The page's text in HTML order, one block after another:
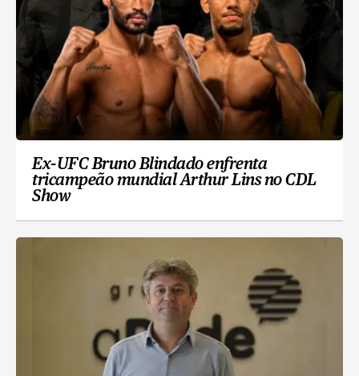
Ex-UFC Bruno Blindado enfrenta
tricampeão mundial Arthur Lins no CDL
Show